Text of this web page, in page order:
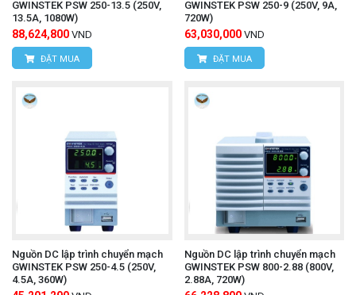
GWINSTEK PSW 250-13.5 (250V,
13.5A, 1080W)
88,624,800 VND
ĐẶT MUA
GWINSTEK PSW 250-9 (250V, 9A,
720W)
63,030,000 VND
ĐẶT MUA
Nguồn DC lập trình chuyển mạch
GWINSTEK PSW 250-4.5 (250V,
4.5A, 360W)
Nguồn DC lập trình chuyển mạch
GWINSTEK PSW 800-2.88 (800V,
2.88A, 720W)